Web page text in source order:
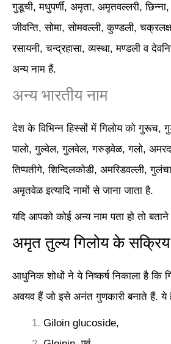
गुडूची, मधुपर्णी, अमृता, अमृतवल्लरी, छिन्ना,
जीवन्ति, सोमा, सोमवल्ली, कुण्डली,
रसायनी, चन्द्रहासा, व्यस्था, मण्डली व
अन्य नाम हैं.
अन्य भारतीय नाम
देश के विभिन्न हिस्सों में गिलोय को
पालो, गुल्वेल, गुलवेल, गरुड़वेळ, गलो,
तिप्पतीगे, शिन्दिलकोडी, अमरिडवल्ली,
अमृतवेळ इत्यादि नामों से जाना जाता है.
यदि आपको कोई अन्य नाम पता हो तो
अमृत तुल्य गिलोय के
आधुनिक शोधों ने ये निष्कर्ष निकाला है कि
अवयव हैं जो इसे अनंत गुणकारी बनाते हैं. ये
Giloin glucoside,